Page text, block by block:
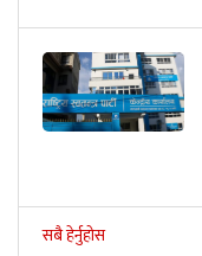
सबै हेर्नुहोस